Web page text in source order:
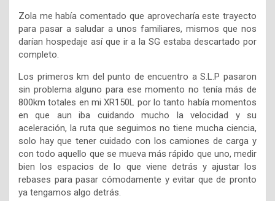
Zola me había comentado que aprovecharía este trayecto
para pasar a saludar a unos familiares, mismos que nos
darían hospedaje así que ir a la SG estaba descartado por
completo.
Los primeros km del punto de encuentro a S.L.P pasaron
sin problema alguno para ese momento no tenía más de
800km totales en mi XR150L por lo tanto había momentos
en que aun iba cuidando mucho la velocidad y su
aceleración, la ruta que seguimos no tiene mucha ciencia,
solo hay que tener cuidado con los camiones de carga y
con todo aquello que se mueva más rápido que uno, medir
bien los espacios de lo que viene detrás y ajustar los
rebases para pasar cómodamente y evitar que de pronto
ya tengamos algo detrás.